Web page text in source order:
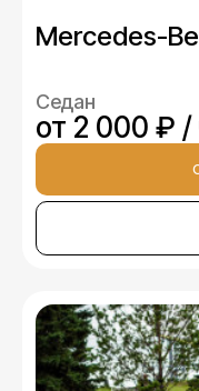
Mercedes-
Седан
от 2 000 ₽ /